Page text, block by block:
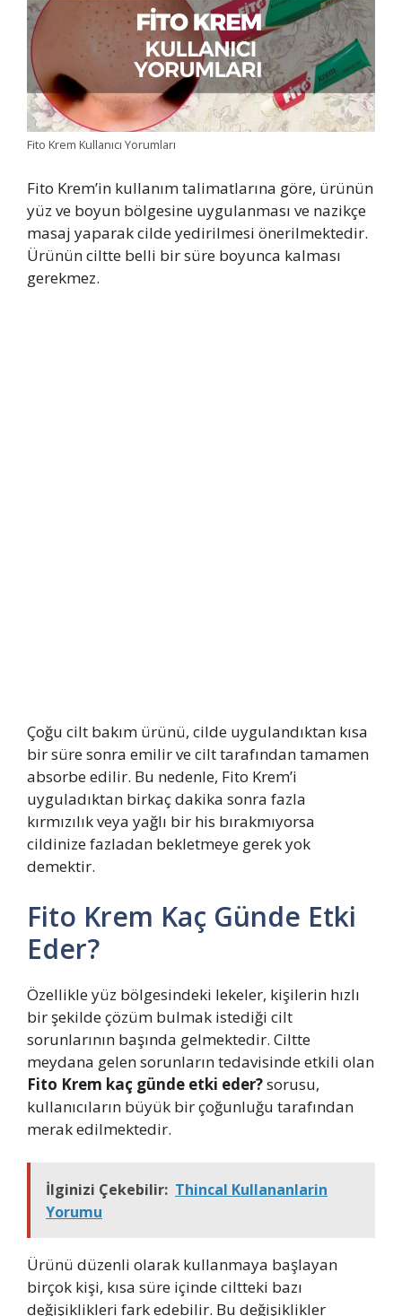
Fito Krem Kullanıcı Yorumları
Fito Krem’in kullanım talimatlarına göre, ürünün
yüz ve boyun bölgesine uygulanması ve nazikçe
masaj yaparak cilde yedirilmesi önerilmektedir.
Ürünün ciltte belli bir süre boyunca kalması
gerekmez.
Çoğu cilt bakım ürünü, cilde uygulandıktan kısa
bir süre sonra emilir ve cilt tarafından tamamen
absorbe edilir. Bu nedenle, Fito Krem’i
uyguladıktan birkaç dakika sonra fazla
kırmızılık veya yağlı bir his bırakmıyorsa
cildinize fazladan bekletmeye gerek yok
demektir.
Fito Krem Kaç Günde Etki
Eder?
Özellikle yüz bölgesindeki lekeler, kişilerin hızlı
bir şekilde çözüm bulmak istediği cilt
sorunlarının başında gelmektedir. Ciltte
meydana gelen sorunların tedavisinde etkili olan
Fito Krem kaç günde etki eder?sorusu,
kullanıcıların büyük bir çoğunluğu tarafından
merak edilmektedir.
İlginizi Çekebilir: Thincal Kullananlarin
Yorumu
Ürünü düzenli olarak kullanmaya başlayan
birçok kişi, kısa süre içinde ciltteki bazı
değişiklikleri fark edebilir. Bu değişiklikler